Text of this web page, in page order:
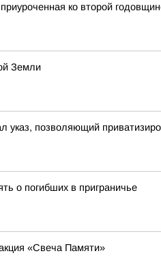
ко второй
Земли
указ, позволяющий
о погибших в приграничье
«Свеча Памяти»